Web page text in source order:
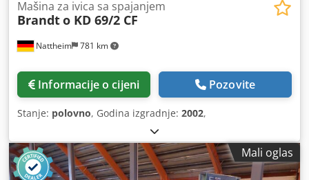
Nattheim 781 km
Mašina za ivica sa spajanjem
Brandto KD 69/2 CF
Informacije o cijeni Pozovite
Stanje: polovno, Godina izgradnje: 2002,
Mali oglas